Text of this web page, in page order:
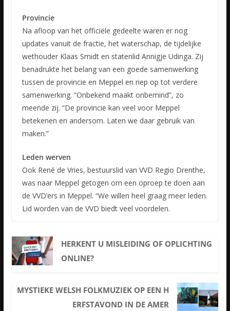
Provincie
Na afloop van het officiële gedeelte waren er nog
updates vanuit de fractie, het waterschap, de tijdelijke
wethouder Klaas Smidt en statenlid Annigje Udinga. Zij
benadrukte het belang van een goede samenwerking
tussen de provincie en Meppel en riep op tot verdere
samenwerking. “Onbekend maakt onbemind”, zo
meende zij. “De provincie kan veel voor Meppel
betekenen en andersom. Laten we daar gebruik van
maken.”
Leden werven
Ook René de Vries, bestuurslid van VVD Regio Drenthe,
was naar Meppel getogen om een oproep te doen aan
de VVD’ers in Meppel. “We willen heel graag meer leden.
Lid worden van de VVD biedt veel voordelen.
HERKENT U MISLEIDING OF OPLICHTING
ONLINE?
MYSTIEKE WELSH FOLKMUZIEK OP EEN H
ERFSTAVOND IN DE AMER